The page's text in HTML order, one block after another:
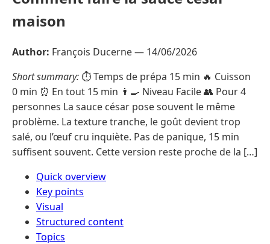
maison
Author: François Ducerne — 14/06/2026
Short summary:⏱️ Temps de prépa 15 min 🔥 Cuisson
0 min ⏰ En tout 15 min 👨‍🍳 Niveau Facile 👥 Pour 4
personnes La sauce césar pose souvent le même
problème. La texture tranche, le goût devient trop
salé, ou l’œuf cru inquiète. Pas de panique, 15 min
suffisent souvent. Cette version reste proche de la […]
Quick overview
Key points
Visual
Structured content
Topics